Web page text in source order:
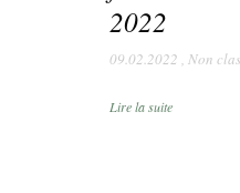
2022
09.02.2022 , Non
Lire la suite